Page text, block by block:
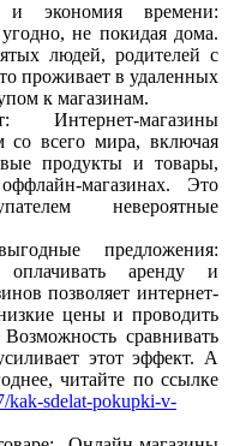
и экономия времени:
не покидая дома.
людей, родителей с
проживает в удаленных
к магазинам.
Интернет-магазины
со всего мира, включая
продукты и товары,
магазинах. Это
невероятные
предложения:
оплачивать аренду и
позволяет интернет-
цены и проводить
сравнивать
этот эффект. А
читайте по ссылке
kak-sdelat-pokupki-v-